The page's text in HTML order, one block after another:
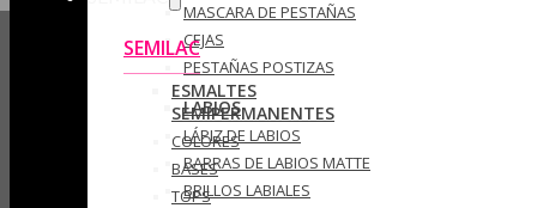
MASCARA DE PESTAÑAS
CEJAS
PESTAÑAS POSTIZAS
LABIOS
LÁPIZ DE LABIOS
BARRAS DE LABIOS MATTE
BRILLOS LABIALES
SEMILAC
ESMALTES
SEMIPERMANENTES
COLORES
BASES
TOPS